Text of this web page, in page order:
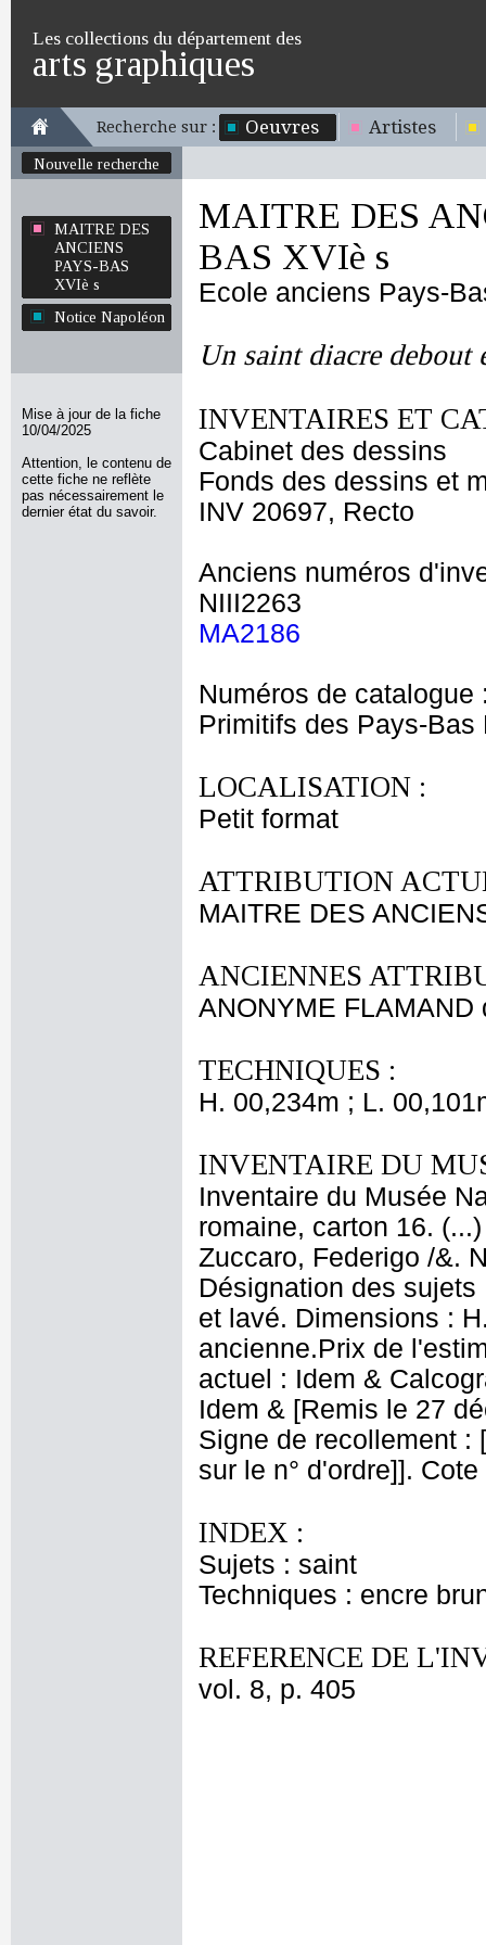
Les collections du département des
arts graphiques
Recherche sur : Oeuvres Artistes
Nouvelle recherche
MAITRE DES
ANCIENS
PAYS-BAS
XVIè s
Notice Napoléon
Mise à jour de la fiche
10/04/2025
Attention, le contenu de
cette fiche ne reflète
pas nécessairement le
dernier état du savoir.
MAITRE DES
BAS XVIè s
Ecole anciens Pays-
Un saint diacre debout
INVENTAIRES ET
Cabinet des dessins
Fonds des dessins et
INV 20697, Recto
Anciens numéros
NIII2263
MA2186
Numéros de catalogue
Primitifs des Pays-Bas
LOCALISATION :
Petit format
ATTRIBUTION
MAITRE DES
ANCIENNES
ANONYME FLAMAND
TECHNIQUES :
H. 00,234m ; L.
INVENTAIRE DU
Inventaire du Musée
romaine, carton 16.
Zuccaro, Federigo /&.
Désignation des
et lavé. Dimensions :
ancienne.Prix de
actuel : Idem &
Idem & [Remis le 27
Signe de recollement :
sur le n° d'ordre]].
INDEX :
Sujets : saint
Techniques : encre
REFERENCE DE
vol. 8, p. 405